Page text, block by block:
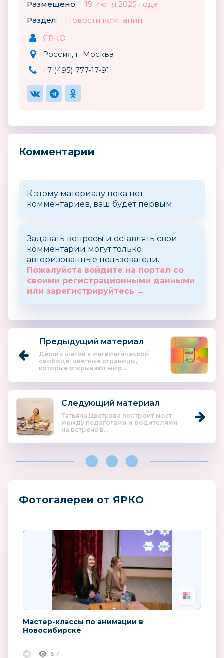
Размещено:
19 июня 2025 года
Раздел:
Новости компаний
ЯРКО
Россия, г. Москва
+7 (495) 777-17-91
Комментарии
К этому материалу пока нет
комментариев, ваш будет первым.
Задавать вопросы и оставлять свои
комментарии могут только
авторизованные пользователи.
Пожалуйста войдите на портал со
своими регистрационными данными
или зарегистрируйтесь →
Предыдущий материал
Десять шагов к математической
свободе: цветные страницы,
которые открывают мир...
Следующий материал
Татьяна Цветкова построит мост
между педагогами и родителями
на встрече в...
Фотогалереи от ЯРКО
Мастер-классы по анимации в
Новосибирске
1 1517